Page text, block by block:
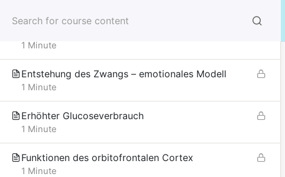
Hauptnavigation
Psychotherapie Prüfung
1 Minute
Entstehung des Zwangs – emotionales Modell
1 Minute
Erhöhter Glucoseverbrauch
1 Minute
Funktionen des orbitofrontalen Cortex
1 Minute
EUPEHS – European Psychotherapy, Education
Allgemeinen Geschäftsbedingungen und